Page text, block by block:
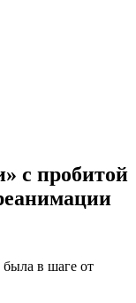
с пробитой
была в шаге от